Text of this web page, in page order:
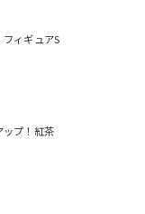
ィギュアS
ップ！紅茶